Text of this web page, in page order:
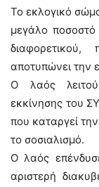
Το εκλογικό
μεγάλο
αποτυπώνει την
Ο λαός
εκκίνησης του
που καταργεί
το σοσιαλισμό.
Ο λαός
αριστερή